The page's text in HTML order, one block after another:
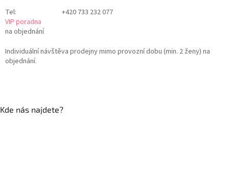
Tel:
+420 733 232 077
VIP poradna
na objednání
Individuální návštěva prodejny mimo provozní dobu (min. 2 ženy) na
objednání.
Kde nás najdete?